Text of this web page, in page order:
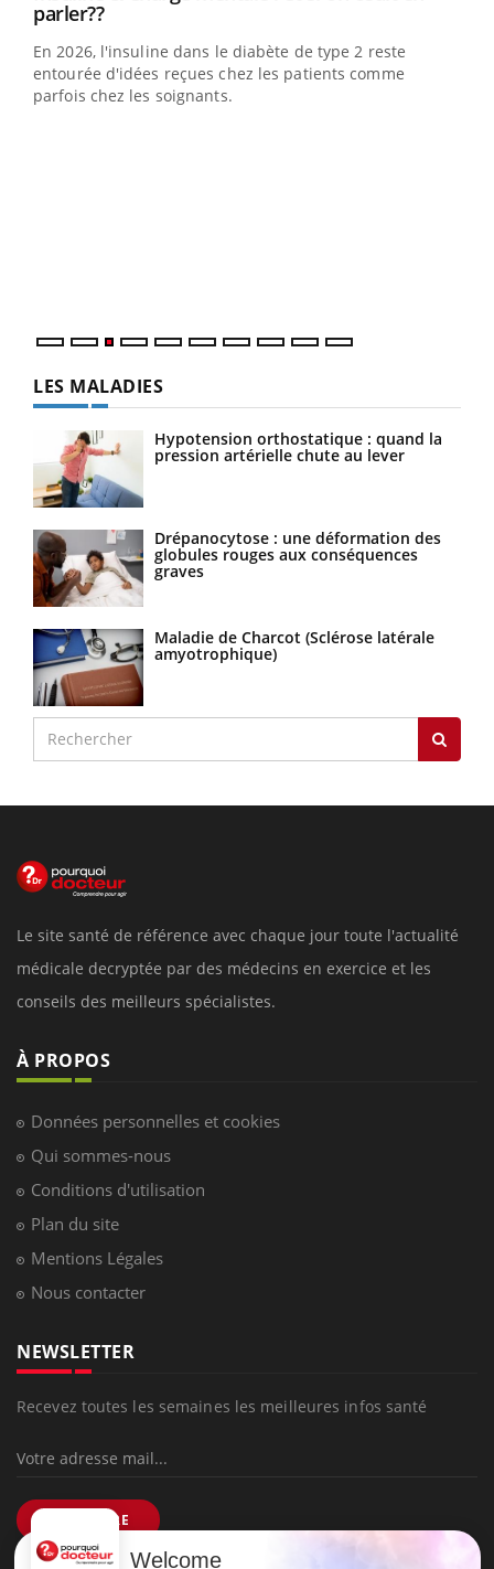
parler??Youtube
En 2026, l'insuline dans le diabète de type 2 reste
entourée d'idées reçues chez les patients comme
parfois chez les soignants.
LES MALADIES
Hypotension orthostatique : quand la
pression artérielle chute au lever
Drépanocytose : une déformation des
globules rouges aux conséquences
graves
Maladie de Charcot (Sclérose latérale
amyotrophique)
Le site santé de référence avec chaque jour toute l'actualité
médicale decryptée par des médecins en exercice et les
conseils des meilleurs spécialistes.
À PROPOS
Données personnelles et cookies
Qui sommes-nous
Conditions d'utilisation
Plan du site
Mentions Légales
Nous contacter
NEWSLETTER
Recevez toutes les semaines les meilleures infos santé
S'INSCRIRE
Welcome